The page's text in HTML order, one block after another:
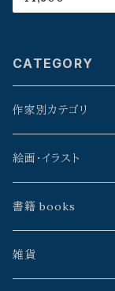
CATEGORY
作家別カテゴリ
星野時環
久保田昭宏
建石修志
絵画・イラスト
よこやまぺん
戸田勝久
書籍 books
星野時環
雑貨